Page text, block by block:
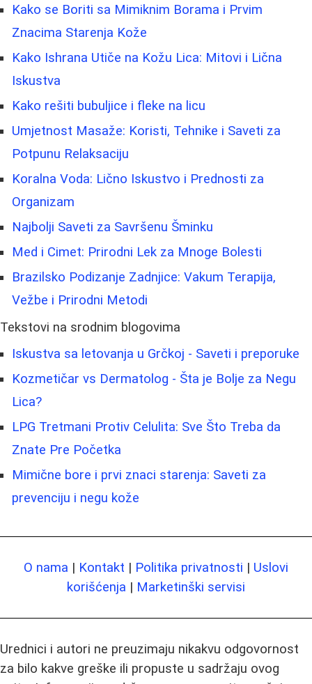
Kako se Boriti sa Mimiknim Borama i Prvim
Znacima Starenja Kože
Kako Ishrana Utiče na Kožu Lica: Mitovi i Lična
Iskustva
Kako rešiti bubuljice i fleke na licu
Umjetnost Masaže: Koristi, Tehnike i Saveti za
Potpunu Relaksaciju
Koralna Voda: Lično Iskustvo i Prednosti za
Organizam
Najbolji Saveti za Savršenu Šminku
Med i Cimet: Prirodni Lek za Mnoge Bolesti
Brazilsko Podizanje Zadnjice: Vakum Terapija,
Vežbe i Prirodni Metodi
Tekstovi na srodnim blogovima
Iskustva sa letovanja u Grčkoj - Saveti i preporuke
Kozmetičar vs Dermatolog - Šta je Bolje za Negu
Lica?
LPG Tretmani Protiv Celulita: Sve Što Treba da
Znate Pre Početka
Mimične bore i prvi znaci starenja: Saveti za
prevenciju i negu kože
O nama | Kontakt | Politika privatnosti | Uslovi
korišćenja | Marketinški servisi
Urednici i autori ne preuzimaju nikakvu odgovornost
za bilo kakve greške ili propuste u sadržaju ovog